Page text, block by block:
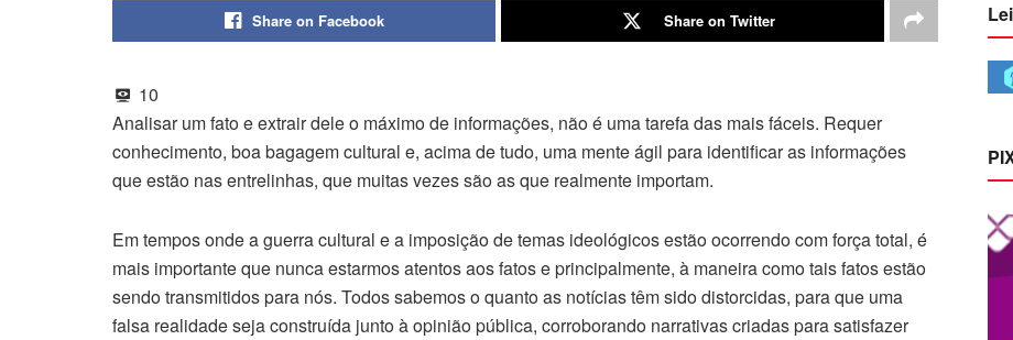
Share on Facebook Share on Twitter
10
Analisar um fato e extrair dele o máximo de informações, não é uma tarefa das mais fáceis. Requer
conhecimento, boa bagagem cultural e, acima de tudo, uma mente ágil para identificar as informações
que estão nas entrelinhas, que muitas vezes são as que realmente importam.
Em tempos onde a guerra cultural e a imposição de temas ideológicos estão ocorrendo com força total, é
mais importante que nunca estarmos atentos aos fatos e principalmente, à maneira como tais fatos estão
sendo transmitidos para nós. Todos sabemos o quanto as notícias têm sido distorcidas, para que uma
falsa realidade seja construída junto à opinião pública, corroborando narrativas criadas para satisfazer